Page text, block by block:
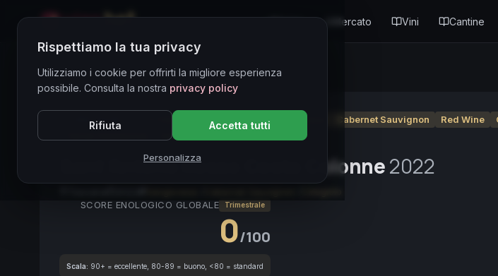
Mercato Vini Cantine
Directory Vini
CORE ASSET ● STABLE Tuscan Blend Sangiovese Cabernet Sauvignon Red Wine
High Quality
Sant’Antimo Rosso Costa Colonne2022
SCORE ENOLOGICO GLOBALE
Trimestrale
0/100
Scala: 90+ = eccellente, 80-89 = buono, <80 = standard
Rispettiamo la tua privacy
Utilizziamo i cookie per offrirti la migliore esperienza
possibile. Consulta la nostra privacy policy
Rifiuta Accetta tutti
Personalizza